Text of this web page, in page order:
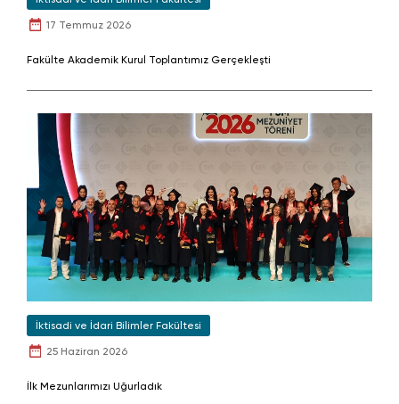
17 Temmuz 2026
Fakülte Akademik Kurul Toplantımız Gerçekleşti
İktisadi ve İdari Bilimler Fakültesi
25 Haziran 2026
İlk Mezunlarımızı Uğurladık